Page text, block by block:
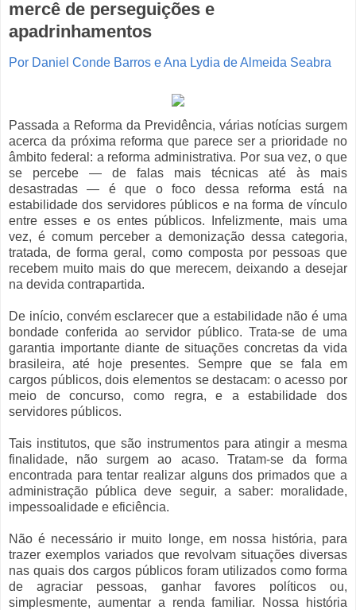
mercê de perseguições e
apadrinhamentos
Por Daniel Conde Barros e Ana Lydia de Almeida Seabra
Passada a Reforma da Previdência, várias notícias surgem
acerca da próxima reforma que parece ser a prioridade no
âmbito federal: a reforma administrativa. Por sua vez, o que
se percebe — de falas mais técnicas até às mais
desastradas — é que o foco dessa reforma está na
estabilidade dos servidores públicos e na forma de vínculo
entre esses e os entes públicos. Infelizmente, mais uma
vez, é comum perceber a demonização dessa categoria,
tratada, de forma geral, como composta por pessoas que
recebem muito mais do que merecem, deixando a desejar
na devida contrapartida.
De início, convém esclarecer que a estabilidade não é uma
bondade conferida ao servidor público. Trata-se de uma
garantia importante diante de situações concretas da vida
brasileira, até hoje presentes. Sempre que se fala em
cargos públicos, dois elementos se destacam: o acesso por
meio de concurso, como regra, e a estabilidade dos
servidores públicos.
Tais institutos, que são instrumentos para atingir a mesma
finalidade, não surgem ao acaso. Tratam-se da forma
encontrada para tentar realizar alguns dos primados que a
administração pública deve seguir, a saber: moralidade,
impessoalidade e eficiência.
Não é necessário ir muito longe, em nossa história, para
trazer exemplos variados que revolvam situações diversas
nas quais dos cargos públicos foram utilizados como forma
de agraciar pessoas, ganhar favores políticos ou,
simplesmente, aumentar a renda familiar. Nossa história